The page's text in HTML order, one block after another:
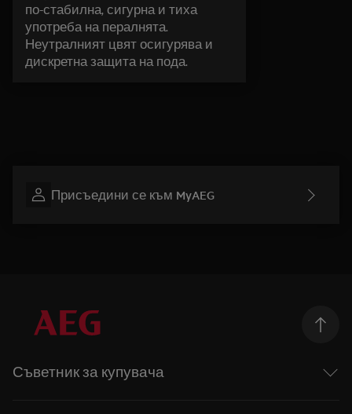
по-стабилна, сигурна и тиха
употреба на пералнята.
Неутралният цвят осигурява и
дискретна защита на пода.
Присъедини се към MyAEG
Съветник за купувача